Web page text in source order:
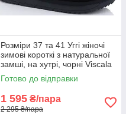
Розміри 37 та 41 Уггі жіночі
зимові короткі з натуральної
замші, на хутрі, чорні Viscala
5854
Готово до відправки
1 595 ₴/пара
2 295 ₴/пара